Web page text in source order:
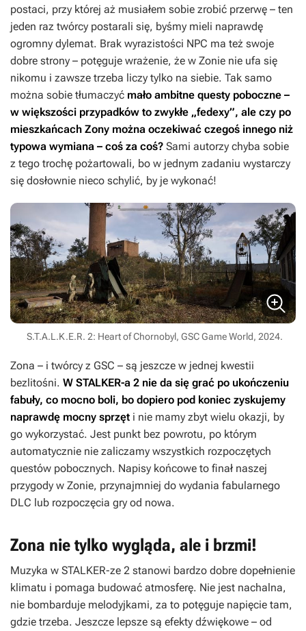
postaci, przy której aż musiałem sobie zrobić przerwę – ten
jeden raz twórcy postarali się, byśmy mieli naprawdę
ogromny dylemat. Brak wyrazistości NPC ma też swoje
dobre strony – potęguje wrażenie, że w Zonie nie ufa się
nikomu i zawsze trzeba liczy tylko na siebie. Tak samo
można sobie tłumaczyć mało ambitne questy poboczne –
w większości przypadków to zwykłe „fedexy”, ale czy po
mieszkańcach Zony można oczekiwać czegoś innego niż
typowa wymiana – coś za coś? Sami autorzy chyba sobie
z tego trochę pożartowali, bo w jednym zadaniu wystarczy
się dosłownie nieco schylić, by je wykonać!
S.T.A.L.K.E.R. 2: Heart of Chornobyl, GSC Game World, 2024.
Zona – i twórcy z GSC – są jeszcze w jednej kwestii
bezlitośni. W STALKER-a 2 nie da się grać po ukończeniu
fabuły, co mocno boli, bo dopiero pod koniec zyskujemy
naprawdę mocny sprzęt i nie mamy zbyt wielu okazji, by
go wykorzystać. Jest punkt bez powrotu, po którym
automatycznie nie zaliczamy wszystkich rozpoczętych
questów pobocznych. Napisy końcowe to finał naszej
przygody w Zonie, przynajmniej do wydania fabularnego
DLC lub rozpoczęcia gry od nowa.
Zona nie tylko wygląda, ale i brzmi!
Muzyka w STALKER-ze 2 stanowi bardzo dobre dopełnienie
klimatu i pomaga budować atmosferę. Nie jest nachalna,
nie bombarduje melodyjkami, za to potęguje napięcie tam,
gdzie trzeba. Jeszcze lepsze są efekty dźwiękowe – od